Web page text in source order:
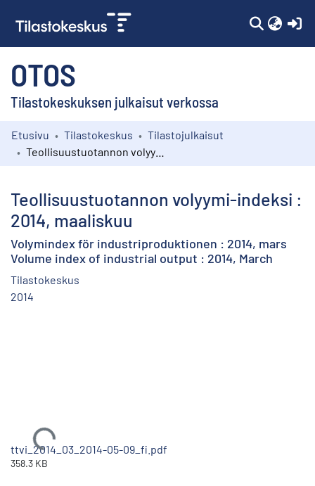
OTOS
Tilastokeskuksen julkaisut verkossa
Kokoelmat
Etusivu Tilastokeskus
Tilastojulkaisut
Teollisuustuotannon volyymi-indeksi :
2014, maaliskuu
Volymindex för industriproduktionen : 2014, mars
Volume index of industrial output : 2014, March
Tilastokeskus
2014
Ladataan...
ttvi_2014_03_2014-05-09_fi.pdf
358.3 KB